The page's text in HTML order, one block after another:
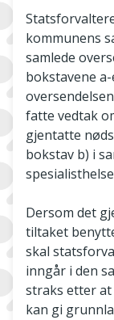
kommunens
samlede
bokstavene
fatte vedtak
gjentatte
bokstav b) i
Dersom det
tiltaket
skal
inngår i den
straks etter at
kan gi